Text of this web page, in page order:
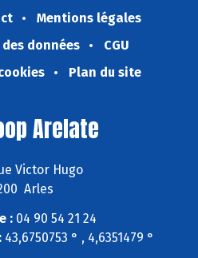
Mentions légales
données
CGU
Plan du site
Arelate
Victor Hugo
Arles
: 04 90 54 21 24
43,6750753 ° , 4,6351479 °